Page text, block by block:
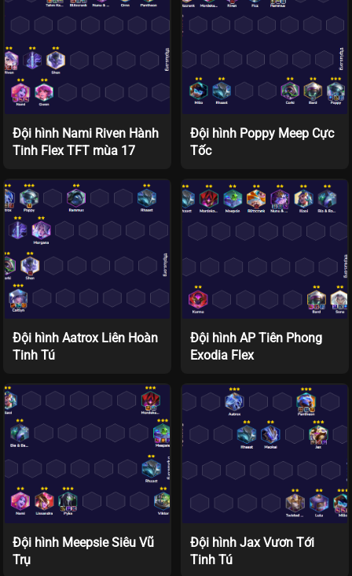
Đội hình Nami Riven Hành
Tinh Flex TFT mùa 17
Đội hình Poppy Meep Cực
Tốc
Đội hình Aatrox Liên Hoàn
Tinh Tú
Đội hình AP Tiên Phong
Exodia Flex
Đội hình Meepsie Siêu Vũ
Trụ
Đội hình Jax Vươn Tới
Tinh Tú